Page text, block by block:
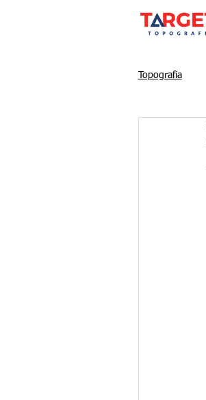
Topografia